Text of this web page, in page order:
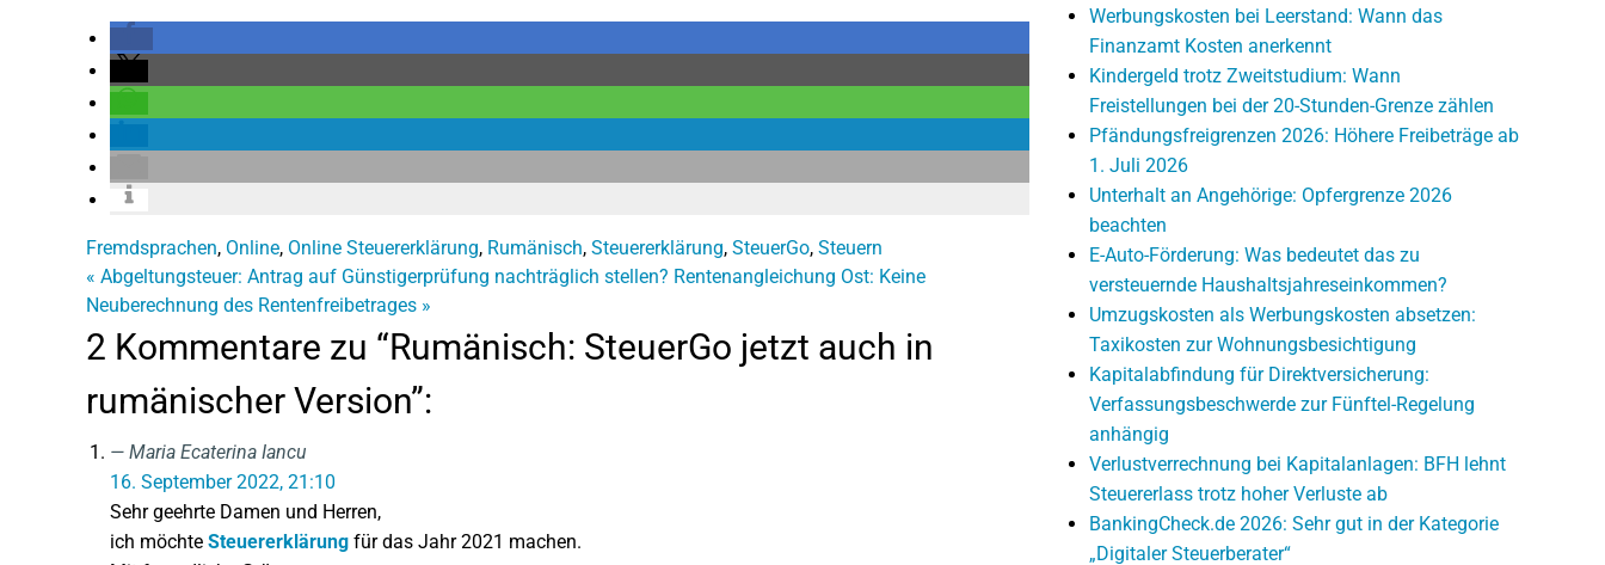
Fremdsprachen, Online, Online Steuererklärung, Rumänisch, Steuererklärung, SteuerGo, Steuern
« Abgeltungsteuer: Antrag auf Günstigerprüfung nachträglich stellen? Rentenangleichung Ost: Keine
Neuberechnung des Rentenfreibetrages »
2 Kommentare zu “Rumänisch: SteuerGo jetzt auch in
rumänischer Version”:
Maria Ecaterina Iancu
16. September 2022, 21:10
Sehr geehrte Damen und Herren,
ich möchte Steuererklärung für das Jahr 2021 machen.
Werbungskosten bei Leerstand: Wann das
Finanzamt Kosten anerkennt
Kindergeld trotz Zweitstudium: Wann
Freistellungen bei der 20-Stunden-Grenze zählen
Pfändungsfreigrenzen 2026: Höhere Freibeträge ab
1. Juli 2026
Unterhalt an Angehörige: Opfergrenze 2026
beachten
E-Auto-Förderung: Was bedeutet das zu
versteuernde Haushaltsjahreseinkommen?
Umzugskosten als Werbungskosten absetzen:
Taxikosten zur Wohnungsbesichtigung
Kapitalabfindung für Direktversicherung:
Verfassungsbeschwerde zur Fünftel-Regelung
anhängig
Verlustverrechnung bei Kapitalanlagen: BFH lehnt
Steuererlass trotz hoher Verluste ab
BankingCheck.de 2026: Sehr gut in der Kategorie
„Digitaler Steuerberater“